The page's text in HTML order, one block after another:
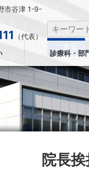
市谷津 1-9-
（代表）
ご意見
診療科・部
院長